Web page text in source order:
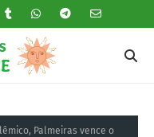
Palmeiras vence o